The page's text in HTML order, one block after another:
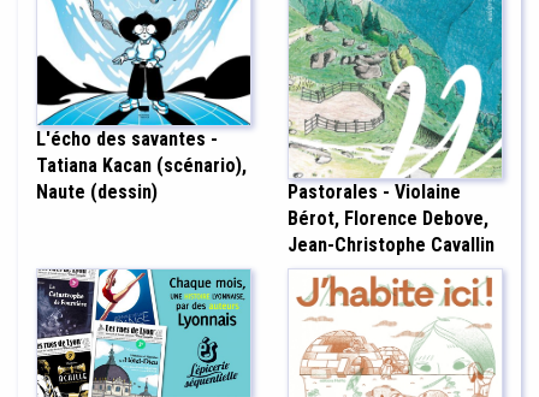
L'écho des savantes -
Tatiana Kacan (scénario),
Naute (dessin)
Pastorales - Violaine
Bérot, Florence Debove,
Jean-Christophe Cavallin